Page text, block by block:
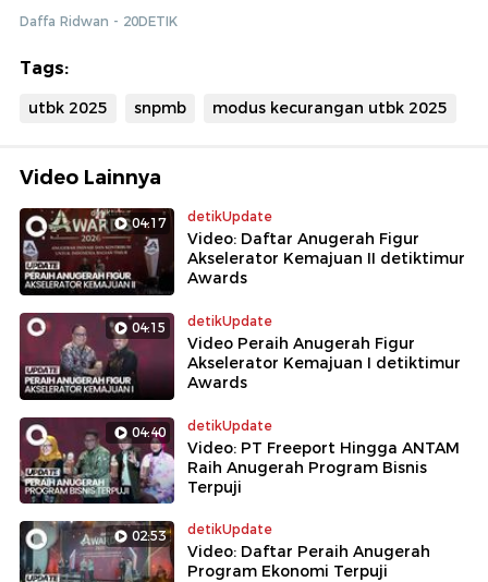
Daffa Ridwan - 20DETIK
Tags:
utbk 2025 snpmb modus kecurangan utbk 2025
Video Lainnya
04:17 detikUpdate
Video: Daftar Anugerah Figur
Akselerator Kemajuan II detiktimur
Awards
04:15 detikUpdate
Video Peraih Anugerah Figur
Akselerator Kemajuan I detiktimur
Awards
04:40 detikUpdate
Video: PT Freeport Hingga ANTAM
Raih Anugerah Program Bisnis
Terpuji
02:53 detikUpdate
Video: Daftar Peraih Anugerah
Program Ekonomi Terpuji